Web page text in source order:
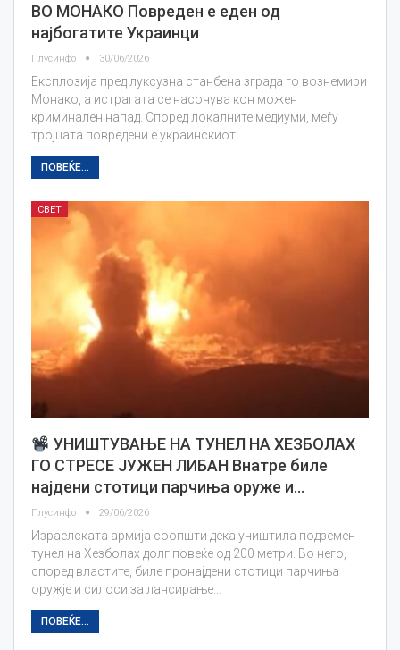
ВО МОНАКО Повреден е еден од
најбогатите Украинци
Плусинфо 30/06/2026
Експлозија пред луксузна станбена зграда го вознемири
Монако, а истрагата се насочува кон можен
криминален напад. Според локалните медиуми, меѓу
тројцата повредени е украинскиот…
ПОВЕЌЕ...
СВЕТ
УНИШТУВАЊЕ НА ТУНЕЛ НА ХЕЗБОЛАХ
ГО СТРЕСЕ ЈУЖЕН ЛИБАН Внатре биле
најдени стотици парчиња оруже и…
Плусинфо 29/06/2026
Израелската армија соопшти дека уништила подземен
тунел на Хезболах долг повеќе од 200 метри. Во него,
според властите, биле пронајдени стотици парчиња
оружје и силоси за лансирање…
ПОВЕЌЕ...